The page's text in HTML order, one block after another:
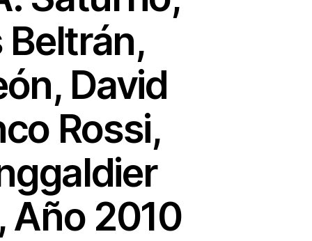
Beltrán,
David
Rossi,
Año 2010